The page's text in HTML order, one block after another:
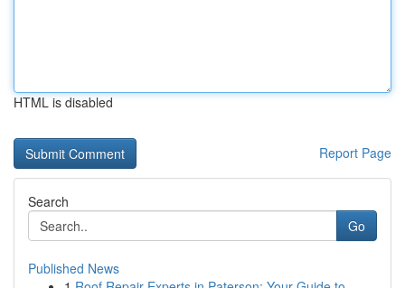
HTML is disabled
Report Page
Search
Go
Published News